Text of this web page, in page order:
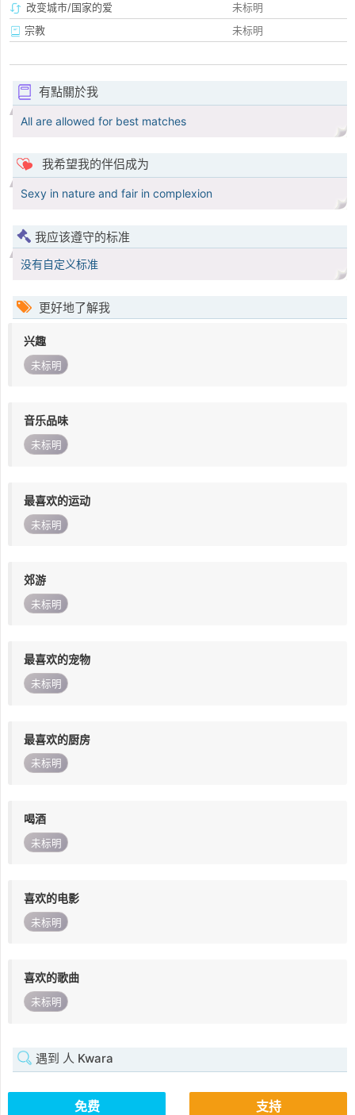
改变城市/国家的爱
未标明
宗教
未标明
有點關於我
All are allowed for best matches
我希望我的伴侣成为
Sexy in nature and fair in complexion
我应该遵守的标准
没有自定义标准
更好地了解我
兴趣
未标明
音乐品味
未标明
最喜欢的运动
未标明
郊游
未标明
最喜欢的宠物
未标明
最喜欢的厨房
未标明
喝酒
未标明
喜欢的电影
未标明
喜欢的歌曲
未标明
遇到 人 Kwara
免费 支持